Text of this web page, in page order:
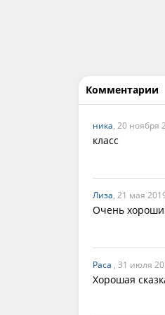
Комментарии
ника, 20 ноября
класс
Лиза, 21 мая
Очень
Раса , 31 июля
Хорошая